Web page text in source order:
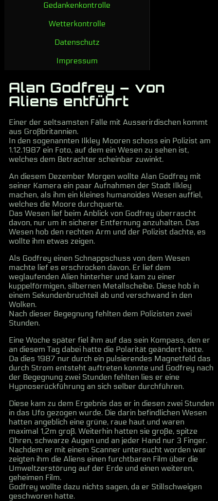
Gedankenkontrolle
Wetterkontrolle
Datenschutz
Impressum
Alan Godfrey – von
Aliens entführt
Einer der seltsamsten Fälle mit Ausserirdischen kommt
aus Großbritannien.
In den sogenannten Ilkley Mooren schoss ein Polizist am
1.12.1987 ein Foto, auf dem ein Wesen zu sehen ist,
welches dem Betrachter scheinbar zuwinkt.
An diesem Dezember Morgen wollte Alan Godfrey mit
seiner Kamera ein paar Aufnahmen der Stadt Ilkley
machen, als ihm ein kleines humanoides Wesen auffiel,
welches die Moore durchquerte.
Das Wesen lief beim Anblick von Godfrey überrascht
davon, nur um in sicherer Entfernung anzuhalten. Das
Wesen hob den rechten Arm und der Polizist dachte, es
wollte ihm etwas zeigen.
Als Godfrey einen Schnappschuss von dem Wesen
machte lief es erschrocken davon. Er lief dem
weglaufenden Alien hinterher und kam zu einer
kuppelförmigen, silbernen Metallscheibe. Diese hob in
einem Sekundenbruchteil ab und verschwand in den
Wolken.
Nach dieser Begegnung fehlten dem Polizisten zwei
Stunden.
Eine Woche später fiel ihm auf das sein Kompass, den er
an diesem Tag dabei hatte die Polarität geändert hatte.
Da dies 1987 nur durch ein pulsierendes Magnetfeld das
durch Strom entsteht auftreten konnte und Godfrey nach
der Begegnung zwei Stunden fehlten lies er eine
Hypnoserückführung an sich selber durchführen.
Diese kam zu dem Ergebnis das er in diesen zwei Stunden
in das Ufo gezogen wurde. Die darin befindlichen Wesen
hatten angeblich eine grüne, raue haut und waren
maximal 1,2m groß. Weiterhin hatten sie große, spitze
Ohren, schwarze Augen und an jeder Hand nur 3 Finger.
Nachdem er mit einem Scanner untersucht worden war
zeigten ihm die Aliens einen furchtbaren Film über die
Umweltzerstörung auf der Erde und einen weiteren,
geheimen Film.
Godfrey wollte dazu nichts sagen, da er Stillschweigen
geschworen hatte.